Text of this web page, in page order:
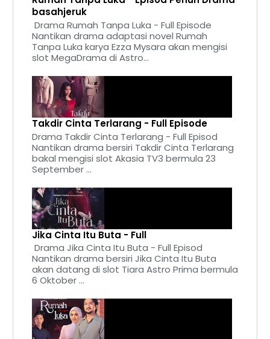
basahjeruk
Drama Rumah Tanpa Luka - Full Episode
Nantikan drama adaptasi novel Rumah
Tanpa Luka karya Ezza Mysara akan mengisi
slot MegaDrama di Astro...
Takdir Cinta Terlarang - Full Episode
Drama Takdir Cinta Terlarang - Full Episod
Nantikan drama bersiri Takdir Cinta Terlarang
bakal mengisi slot Akasia TV3 bermula 23
September ...
Jika Cinta Itu Buta - Full
Drama Jika Cinta Itu Buta - Full Episod
Nantikan drama bersiri Jika Cinta Itu Buta
akan datang di slot Tiara Astro Prima bermula
6 Oktober ...